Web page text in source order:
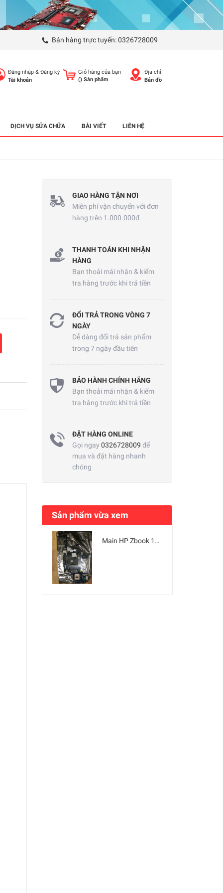
Bán hàng trực tuyến:0326728009
Đăng nhập & Đăng ký
Tài khoản
Giỏ hàng của bạn
() Sản phẩm
Địa chỉ
Bản đồ
DỊCH VỤ SỬA CHỮA BÀI VIẾT LIÊN HỆ
GIAO HÀNG TẬN NƠI
Miễn phí vận chuyển với đơn
hàng trên 1.000.000đ
THANH TOÁN KHI NHẬN
HÀNG
Bạn thoải mái nhận & kiểm
tra hàng trước khi trả tiền
ĐỔI TRẢ TRONG VÒNG 7
NGÀY
Dễ dàng đổi trả sản phẩm
trong 7 ngày đầu tiên
BẢO HÀNH CHÍNH HÃNG
Bạn thoải mái nhận & kiểm
tra hàng trước khi trả tiền
ĐẶT HÀNG ONLINE
Gọi ngay 0326728009 để
mua và đặt hàng nhanh
chóng
Sản phẩm vừa xem
Main HP Zbook 17-G1 - LA-9371P